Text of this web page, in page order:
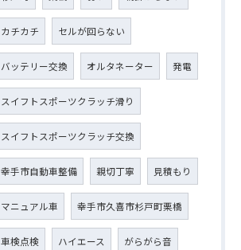
カチカチ セルが回らない
バッテリー交換 オルタネーター 発電
スイフトスポーツクラッチ滑り
スイフトスポーツクラッチ交換
幸手市自動車整備 親切丁寧 見積もり
マニュアル車 幸手市久喜市杉戸町栗橋
車検点検 ハイエース がらがら音